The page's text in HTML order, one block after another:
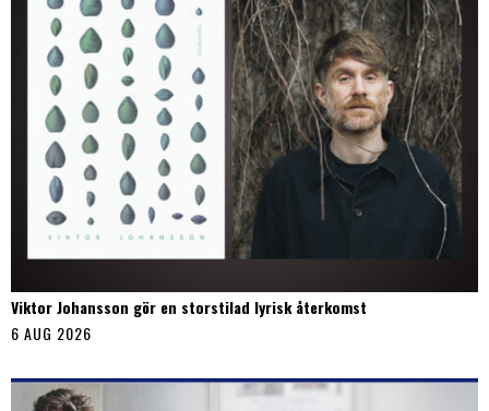
Viktor Johansson gör en storstilad lyrisk återkomst
6 AUG 2026